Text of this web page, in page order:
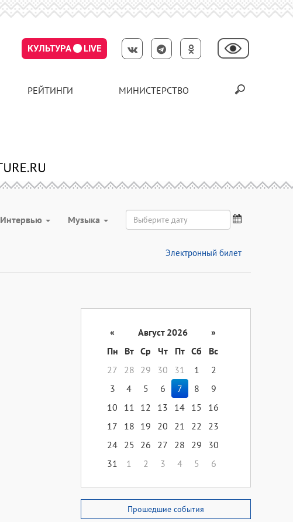
КУЛЬТУРА LIVE
РЕЙТИНГИ МИНИСТЕРСТВО
Интервью Музыка
Электронный билет
« Август 2026
»
Пн
Вт Ср Чт Пт Сб
Вс
27
28 29 30 31 1
2
3
4 5 6 7 8
9
10
11 12 13 14 15
16
17
18 19 20 21 22
23
24 25 26 27 28 29
30
31
1 2 3 4 5 6
Прошедшие события